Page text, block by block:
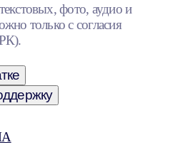
фото, аудио и
только с согласия